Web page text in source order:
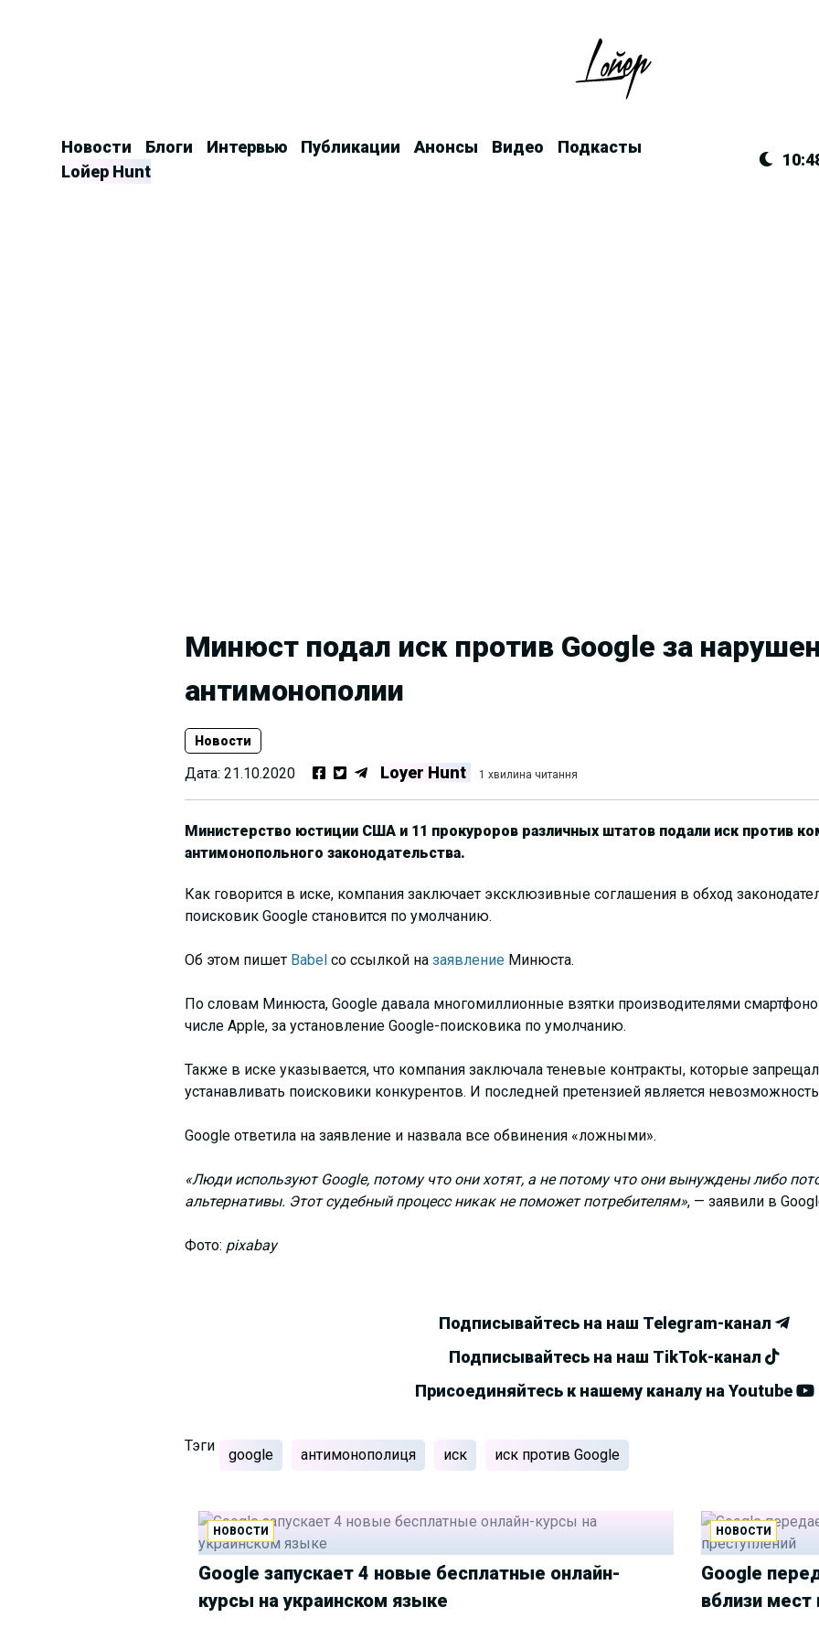
Новости Блоги Интервью Публикации Анонсы Видео
Подкасты
Lойер Hunt
Минюст подал иск против Google за
антимонополии
Новости
Дата: 21.10.2020 Loyer Hunt 1 хвилина читання
Министерство юстиции США и 11 прокуроров различных штатов подали иск против
антимонопольного законодательства.
Как говорится в иске, компания заключает эксклюзивные соглашения в обход
поисковик Google становится по умолчанию.
Об этом пишет Babelсо ссылкой на заявлениеМинюста.
По словам Минюста, Google давала многомиллионные взятки производителями
числе Apple, за установление Google-поисковика по умолчанию.
Также в иске указывается, что компания заключала теневые контракты, которые
устанавливать поисковики конкурентов. И последней претензией является
Google ответила на заявление и назвала все обвинения «ложными».
«Люди используют Google, потому что они хотят, а не потому что они вынуждены либо
альтернативы. Этот судебный процесс никак не поможет потребителям», — заявили в
Фото: pixabay
Подписывайтесь на наш Telegram-канал
Подписывайтесь на наш TikTok-канал
Присоединяйтесь к нашему каналу на Youtube
Тэги
google антимонополиця иск иск против Google
НОВОСТИ
Google запускает 4 новые бесплатные онлайн-
курсы на украинском языке
НОВОСТИ
Google
вблизи мест